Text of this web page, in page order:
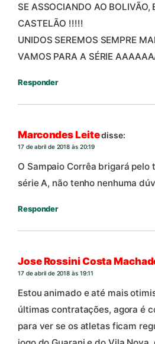
SE ASSOCIANDO AO BOLIVÃO,
CASTELÃO !!!!!
UNIDOS SEREMOS SEMPRE
VAMOS PARA A SÉRIE
Responder
Marcondes Leitedisse:
17 de abril de 2018 às 20:19
O Sampaio Corrêa brigará pelo
série A, não tenho nenhuma
Responder
Jose Rossini Costa
17 de abril de 2018 às 19:11
Estou animado e até mais
últimas contratações, agora é
para ver se os atletas ficam